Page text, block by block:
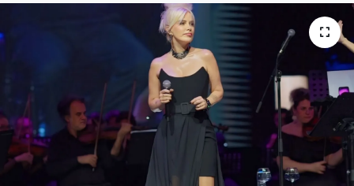
Son Dakika Haberleri